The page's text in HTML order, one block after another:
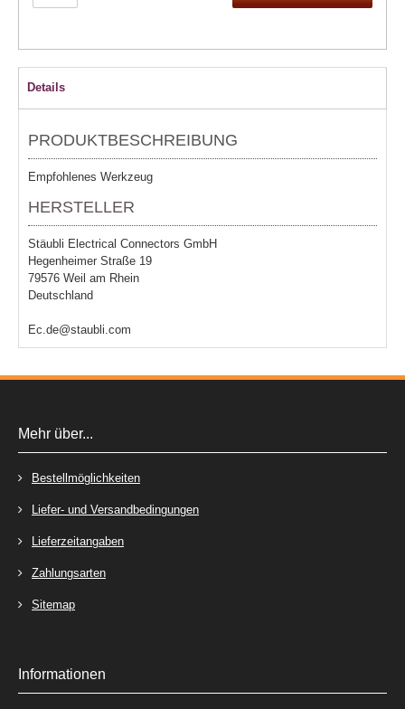
Details
PRODUKTBESCHREIBUNG
Empfohlenes Werkzeug
HERSTELLER
Stäubli Electrical Connectors GmbH
Hegenheimer Straße 19
79576 Weil am Rhein
Deutschland
Ec.de@staubli.com
Mehr über...
Bestellmöglichkeiten
Liefer- und Versandbedingungen
Lieferzeitangaben
Zahlungsarten
Sitemap
Informationen